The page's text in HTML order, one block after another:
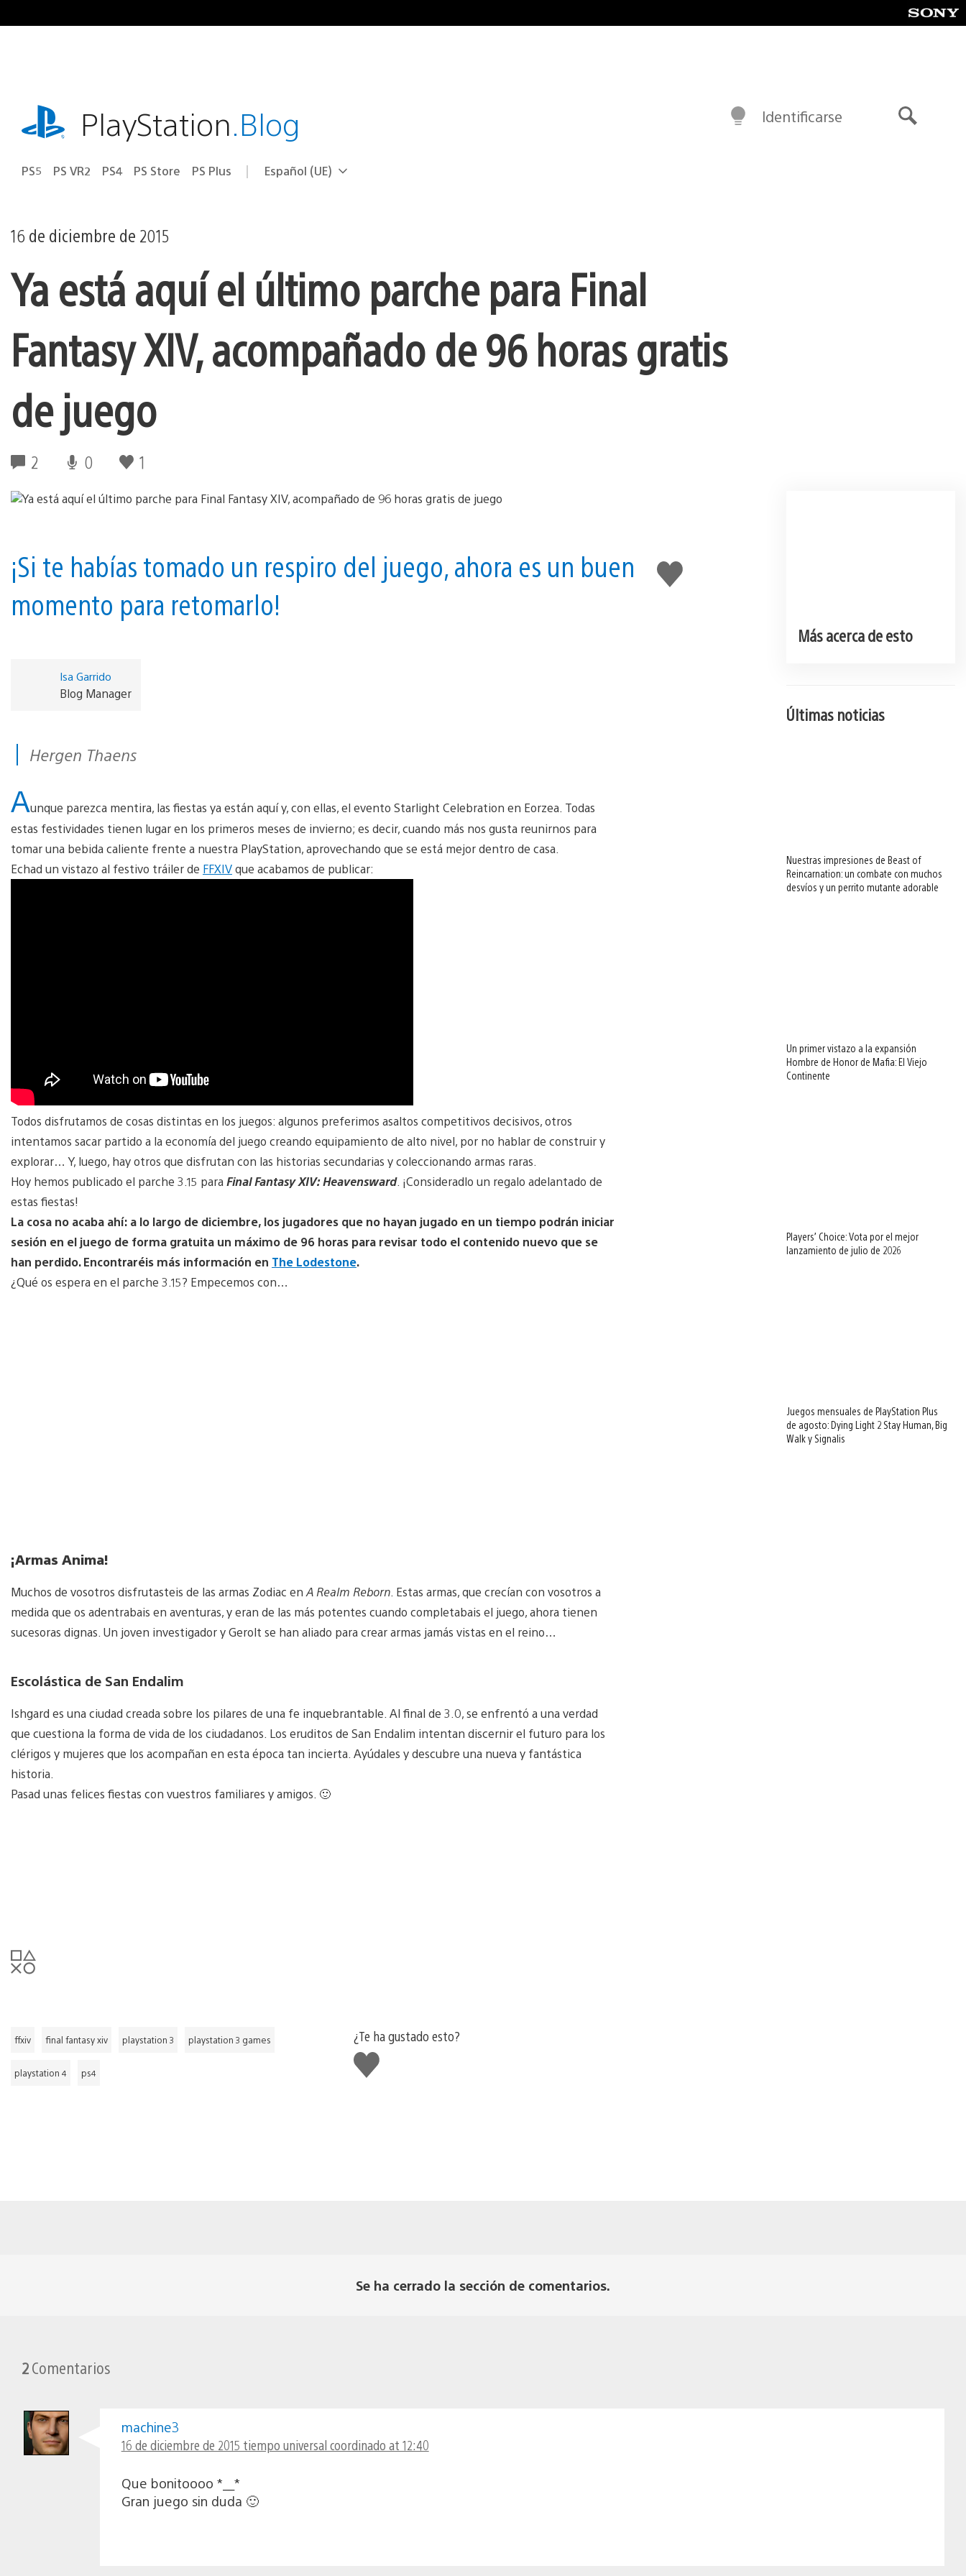
al
playstation.comPlayStation.Blog
PS5 PS VR2 PS4 PS Store PS Plus Selecciona
Región
Español (UE)
Identificarse
16 de diciembre de 2015
Ya está aquí el último parche para Final
Fantasy XIV, acompañado de 96 horas gratis
de juego
2 0 1
Me
gusta
¡Si te habías tomado un respiro del juego, ahora es un buen
momento para retomarlo!
Isa Garrido
Blog Manager
Hergen Thaens
Aunque parezca mentira, las fiestas ya están aquí y, con ellas, el evento Starlight Celebration en Eorzea. Todas
estas festividades tienen lugar en los primeros meses de invierno; es decir, cuando más nos gusta reunirnos para
tomar una bebida caliente frente a nuestra PlayStation, aprovechando que se está mejor dentro de casa.
Echad un vistazo al festivo tráiler de FFXIVque acabamos de publicar:
Todos disfrutamos de cosas distintas en los juegos: algunos preferimos asaltos competitivos decisivos, otros
intentamos sacar partido a la economía del juego creando equipamiento de alto nivel, por no hablar de construir y
explorar… Y, luego, hay otros que disfrutan con las historias secundarias y coleccionando armas raras.
Hoy hemos publicado el parche 3.15 para Final Fantasy XIV: Heavensward. ¡Consideradlo un regalo adelantado de
estas fiestas!
La cosa no acaba ahí: a lo largo de diciembre, los jugadores que no hayan jugado en un tiempo podrán iniciar
sesión en el juego de forma gratuita un máximo de 96 horas para revisar todo el contenido nuevo que se
han perdido. Encontraréis más información en The Lodestone.
¿Qué os espera en el parche 3.15? Empecemos con…
¡Armas Anima!
Muchos de vosotros disfrutasteis de las armas Zodiac en A Realm Reborn . Estas armas, que crecían con vosotros a
medida que os adentrabais en aventuras, y eran de las más potentes cuando completabais el juego, ahora tienen
sucesoras dignas. Un joven investigador y Gerolt se han aliado para crear armas jamás vistas en el reino…
Escolástica de San Endalim
Ishgard es una ciudad creada sobre los pilares de una fe inquebrantable. Al final de 3.0, se enfrentó a una verdad
que cuestiona la forma de vida de los ciudadanos. Los eruditos de San Endalim intentan discernir el futuro para los
clérigos y mujeres que los acompañan en esta época tan incierta. Ayúdales y descubre una nueva y fantástica
historia.
Pasad unas felices fiestas con vuestros familiares y amigos. 🙂
ffxiv final fantasy xiv playstation 3 playstation 3 games
playstation 4 ps4
¿Te ha gustado esto?
Me
gusta
Más acerca de esto
Últimas noticias
Nuestras impresiones de Beast of
Reincarnation: un combate con muchos
desvíos y un perrito mutante adorable
Un primer vistazo a la expansión
Hombre de Honor de Mafia: El Viejo
Continente
Players’ Choice: Vota por el mejor
lanzamiento de julio de 2026
Juegos mensuales de PlayStation Plus
de agosto: Dying Light 2 Stay Human, Big
Walk y Signalis
Se ha cerrado la sección de comentarios.
2Comentarios
machine3
16 de diciembre de 2015 tiempo universal coordinado at 12:40
Que bonitoooo *__*
Gran juego sin duda 🙂